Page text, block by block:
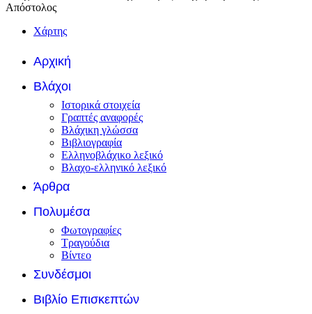
Απόστολος
Χάρτης
Αρχική
Βλάχοι
Ιστορικά στοιχεία
Γραπτές αναφορές
Βλάχικη γλώσσα
Βιβλιογραφία
Ελληνοβλάχικο λεξικό
Βλαχο-ελληνικό λεξικό
Άρθρα
Πολυμέσα
Φωτογραφίες
Τραγούδια
Βίντεο
Συνδέσμοι
Βιβλίο Επισκεπτών